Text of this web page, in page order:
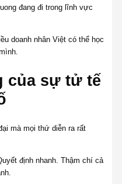
đang đi trong lĩnh vực
doanh nhân Việt có thể học
của sự tử tế
mà mọi thứ diễn ra rất
định nhanh. Thậm chí cả